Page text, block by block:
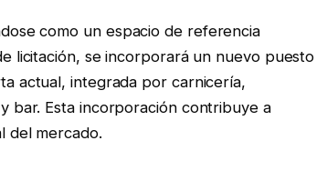
como un espacio de referencia
licitación, se incorporará un nuevo puesto
actual, integrada por carnicería,
bar. Esta incorporación contribuye a
del mercado.